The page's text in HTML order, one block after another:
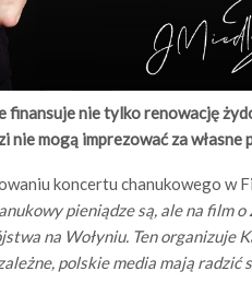
finansuje nie tylko renowację
nie mogą imprezować za własne
koncertu chanukowego w
pieniądzesą, ale na film o
na Wołyniu. Ten organizuje
polskie media mają radzić